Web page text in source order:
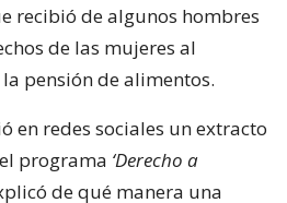
recibió de algunos hombres
de las mujeres al
pensión de alimentos.
en redes sociales un extracto
programa ‘Derecho a
de qué manera una